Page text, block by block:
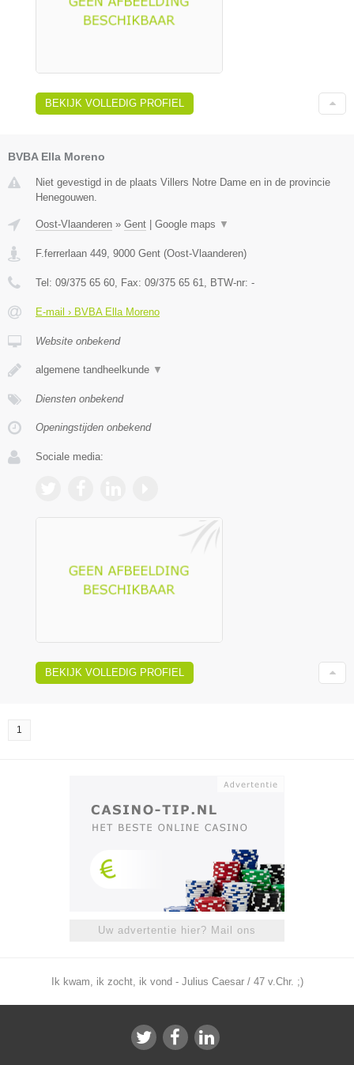
BEKIJK VOLLEDIG PROFIEL
BVBA Ella Moreno
Niet gevestigd in de plaats Villers Notre Dame en in de provincie
Henegouwen.
Oost-Vlaanderen » Gent Google maps ▼
F.ferrerlaan 449, 9000 Gent (Oost-Vlaanderen)
Tel: 09/375 65 60, Fax: 09/375 65 61, BTW-nr: -
E-mail › BVBA Ella Moreno
Website onbekend
algemene tandheelkunde ▼
Diensten onbekend
Openingstijden onbekend
Sociale media:
BEKIJK VOLLEDIG PROFIEL
1
Uw advertentie hier? Mail ons
Ik kwam, ik zocht, ik vond - Julius Caesar / 47 v.Chr. ;)